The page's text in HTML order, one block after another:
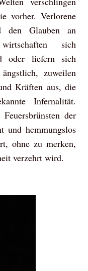
vorher. Verlorene
den Glauben an
sich
oder liefern sich
zuweilen
Kräften aus, die
Infernalität.
der
und hemmungslos
ohne zu merken,
verzehrt wird.